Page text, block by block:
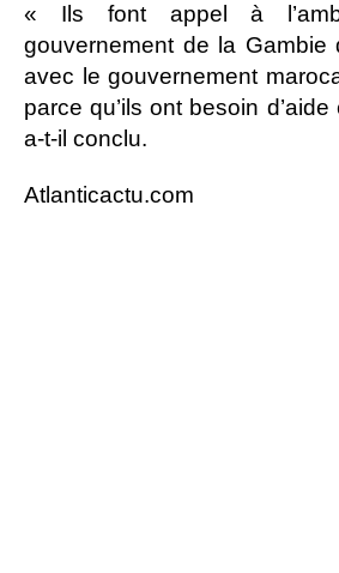
« Ils font appel à
gouvernement de la Gambie
avec le gouvernement
parce qu’ils ont besoin
a-t-il conclu.
Atlanticactu.com